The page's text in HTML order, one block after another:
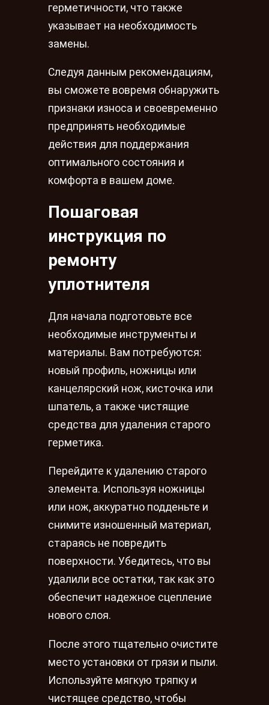
герметичности, что также
указывает на необходимость
замены.
Следуя данным рекомендациям,
вы сможете вовремя обнаружить
признаки износа и своевременно
предпринять необходимые
действия для поддержания
оптимального состояния и
комфорта в вашем доме.
Пошаговая
инструкция по
ремонту
уплотнителя
Для начала подготовьте все
необходимые инструменты и
материалы. Вам потребуются:
новый профиль, ножницы или
канцелярский нож, кисточка или
шпатель, а также чистящие
средства для удаления старого
герметика.
Перейдите к удалению старого
элемента. Используя ножницы
или нож, аккуратно подденьте и
снимите изношенный материал,
стараясь не повредить
поверхности. Убедитесь, что вы
удалили все остатки, так как это
обеспечит надежное сцепление
нового слоя.
После этого тщательно очистите
место установки от грязи и пыли.
Используйте мягкую тряпку и
чистящее средство, чтобы